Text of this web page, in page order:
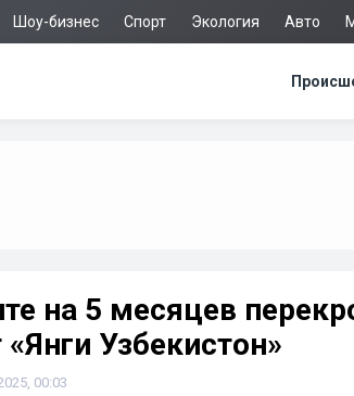
Шоу-бизнес Спорт Экология Авто
на 5 месяцев
«Янги Узбекистон»
00:03